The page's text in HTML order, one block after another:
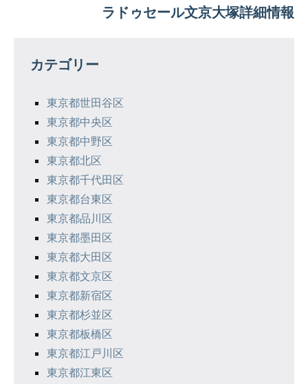
ー
ラドゥセール文京大塚詳細情報
カテゴリー
東京都世田谷区
東京都中央区
東京都中野区
東京都北区
東京都千代田区
東京都台東区
東京都品川区
東京都墨田区
東京都大田区
東京都文京区
東京都新宿区
東京都杉並区
東京都板橋区
東京都江戸川区
東京都江東区